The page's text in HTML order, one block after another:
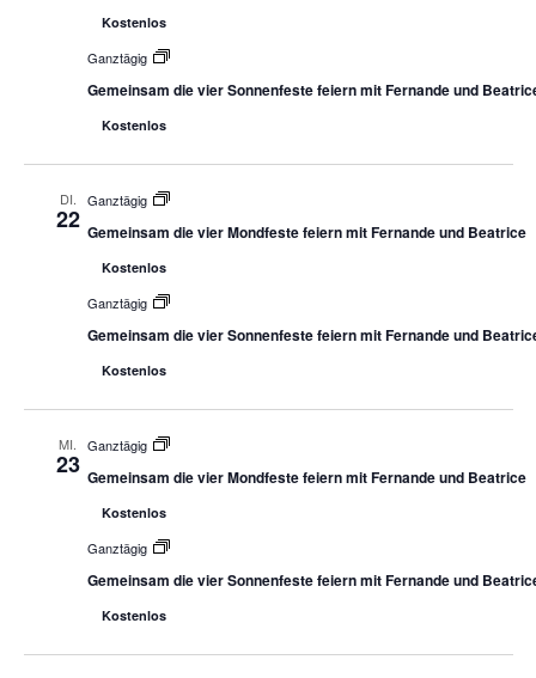
Kostenlos
Ganztägig
Gemeinsam die vier Sonnenfeste feiern mit Fernande und
Kostenlos
DI.
22
Ganztägig
Gemeinsam die vier Mondfeste feiern mit Fernande und Beatrice
Kostenlos
Ganztägig
Gemeinsam die vier Sonnenfeste feiern mit Fernande und
Kostenlos
MI.
23
Ganztägig
Gemeinsam die vier Mondfeste feiern mit Fernande und Beatrice
Kostenlos
Ganztägig
Gemeinsam die vier Sonnenfeste feiern mit Fernande und
Kostenlos